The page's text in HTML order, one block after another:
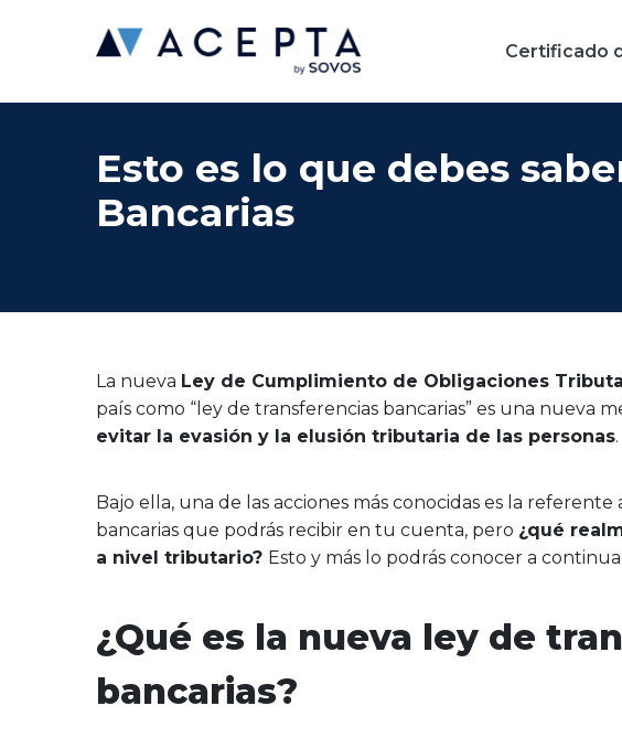
Certificado
Esto es lo que debes
Bancarias
La nueva Ley de Cumplimiento de Obligaciones
país como “ley de transferencias bancarias” es una nueva
evitar la evasión y la elusión tributaria de las personas.
Bajo ella, una de las acciones más conocidas es la
bancarias que podrás recibir en tu cuenta, pero ¿qué
a nivel tributario? Esto y más lo podrás conocer a
¿Qué es la nueva ley de
bancarias?